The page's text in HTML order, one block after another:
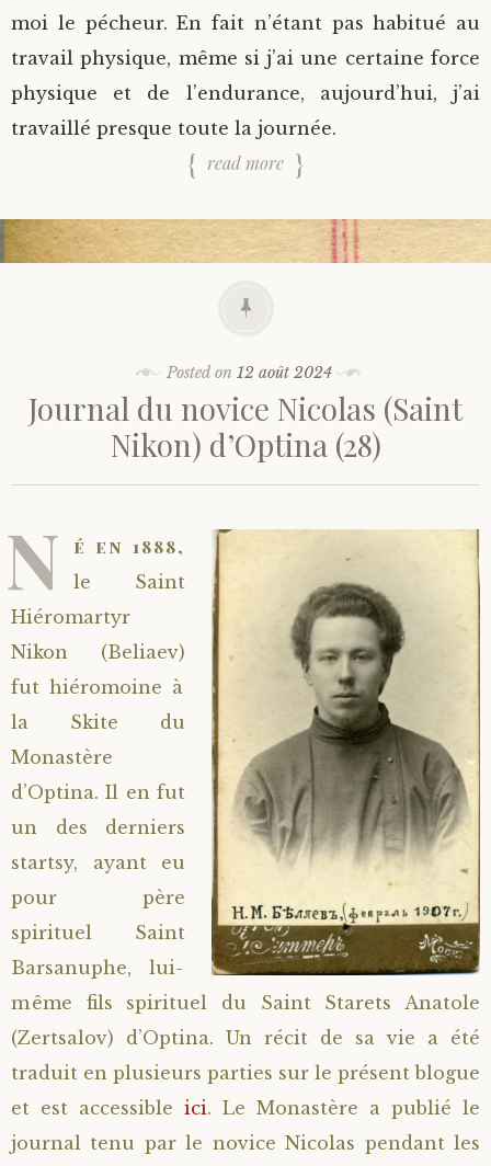
moi le pécheur. En fait n’étant pas habitué au
travail physique, même si j’ai une certaine force
physique et de l’endurance, aujourd’hui, j’ai
travaillé presque toute la journée.
read more
Posted on 12 août 2024
Journal du novice Nicolas (Saint
Nikon) d’Optina (28)
N é en 1888,
le Saint
Hiéromartyr
Nikon (Beliaev)
fut hiéromoine à
la Skite du
Monastère
d’Optina. Il en fut
un des derniers
startsy, ayant eu
pour père
spirituel Saint
Barsanuphe, lui-
même fils spirituel du Saint Starets Anatole
(Zertsalov) d’Optina. Un récit de sa vie a été
traduit en plusieurs parties sur le présent blogue
et est accessible ici. Le Monastère a publié le
journal tenu par le novice Nicolas pendant les